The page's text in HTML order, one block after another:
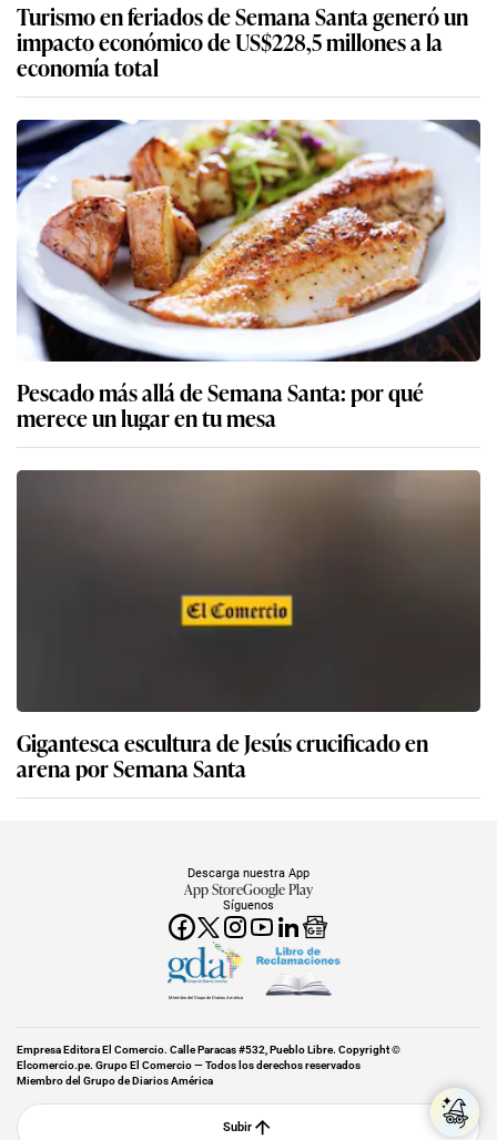
Turismo en feriados de Semana Santa generó un
impacto económico de US$228,5 millones a la
economía total
Pescado más allá de Semana Santa: por qué
merece un lugar en tu mesa
Gigantesca escultura de Jesús crucificado en
arena por Semana Santa
Síguenos
Descarga nuestra App
App StoreGoogle Play
Miembro del Grupo de Diarios América
Empresa Editora El Comercio. Calle Paracas #532, Pueblo Libre. Copyright ©
Elcomercio.pe. Grupo El Comercio — Todos los derechos reservados
Miembro del Grupo de Diarios América
Subir